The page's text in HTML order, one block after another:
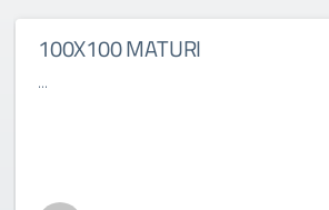
100X100 MATURI
...